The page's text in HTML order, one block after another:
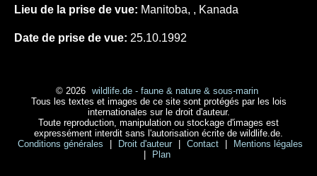
Lieu de la prise de vue: Manitoba, , Kanada
Date de prise de vue: 25.10.1992
© 2026 wildlife.de - faune & nature & sous-marin
Tous les textes et images de ce site sont protégés par les lois
internationales sur le droit d'auteur.
Toute reproduction, manipulation ou stockage d'images est
expressément interdit sans l'autorisation écrite de wildlife.de.
Conditions générales
Droit d'auteur Contact
Mentions légales
Plan